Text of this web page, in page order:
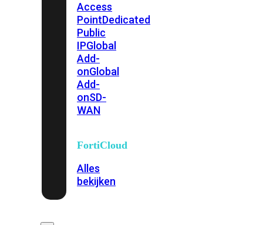
Access
PointDedicated
Public
IPGlobal
Add-
onGlobal
Add-
onSD-
WAN
FortiCloud
Alles
bekijken